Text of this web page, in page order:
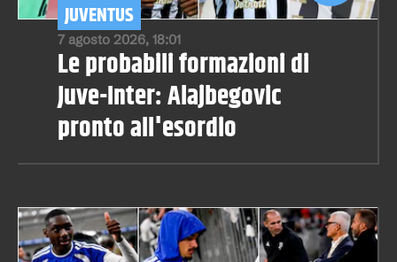
7 agosto 2026, 18:01
JUVENTUS
Le probabili formazioni di
Juve-Inter: Alajbegovic
pronto all'esordio